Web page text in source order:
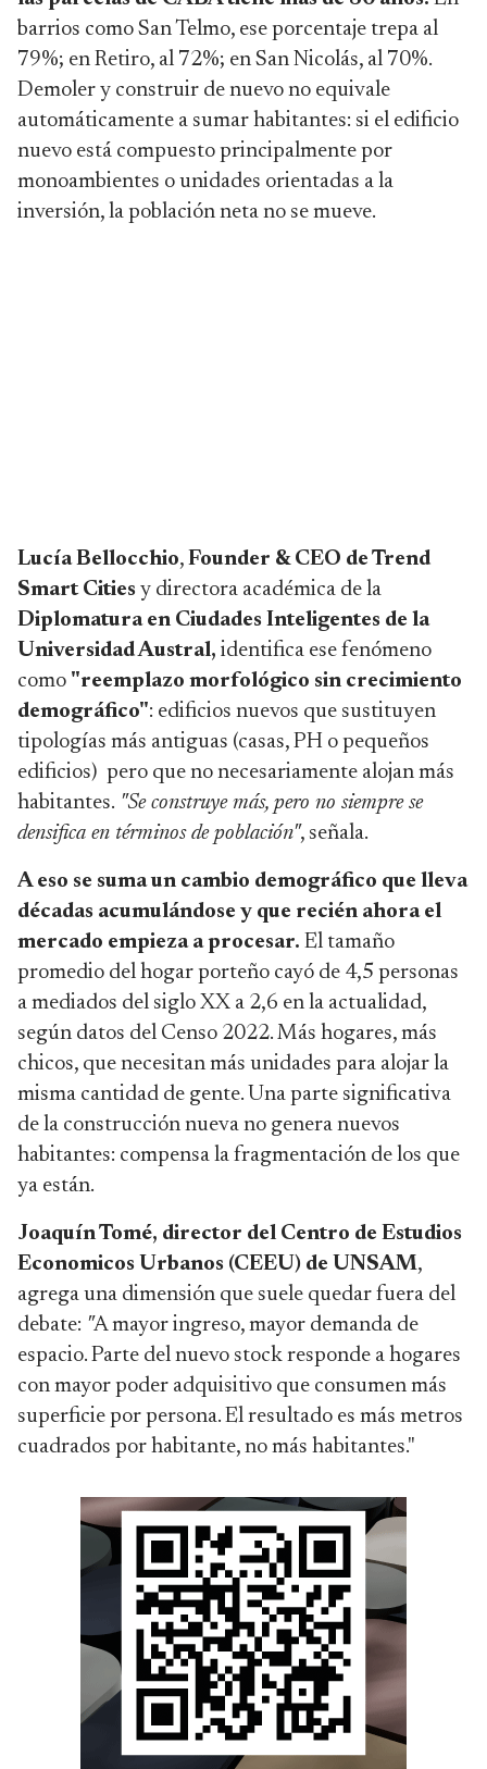
barrios como San Telmo, ese porcentaje trepa al
79%; en Retiro, al 72%; en San Nicolás, al 70%.
Demoler y construir de nuevo no equivale
automáticamente a sumar habitantes: si el edificio
nuevo está compuesto principalmente por
monoambientes o unidades orientadas a la
inversión, la población neta no se mueve.
Lucía Bellocchio, Founder & CEO de Trend
Smart Cities y directora académica de la
Diplomatura en Ciudades Inteligentes de la
Universidad Austral, identifica ese fenómeno
como "reemplazo morfológico sin crecimiento
demográfico": edificios nuevos que sustituyen
tipologías más antiguas (casas, PH o pequeños
edificios) pero que no necesariamente alojan más
habitantes. "Se construye más, pero no siempre se
densifica en términos de población", señala.
A eso se suma un cambio demográfico que lleva
décadas acumulándose y que recién ahora el
mercado empieza a procesar. El tamaño
promedio del hogar porteño cayó de 4,5 personas
a mediados del siglo XX a 2,6 en la actualidad,
según datos del Censo 2022. Más hogares, más
chicos, que necesitan más unidades para alojar la
misma cantidad de gente. Una parte significativa
de la construcción nueva no genera nuevos
habitantes: compensa la fragmentación de los que
ya están.
Joaquín Tomé, director del Centro de Estudios
Economicos Urbanos (CEEU) de UNSAM,
agrega una dimensión que suele quedar fuera del
debate: "A mayor ingreso, mayor demanda de
espacio. Parte del nuevo stock responde a hogares
con mayor poder adquisitivo que consumen más
superficie por persona. El resultado es más metros
cuadrados por habitante, no más habitantes."